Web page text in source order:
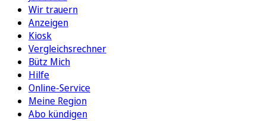
Wir trauern
Anzeigen
Kiosk
Vergleichsrechner
Bütz Mich
Hilfe
Online-Service
Meine Region
Abo kündigen